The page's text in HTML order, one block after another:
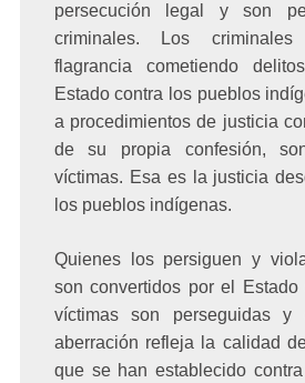
persecución legal y son
criminales. Los
flagrancia cometiendo
Estado contra los pueblos
a procedimientos de justicia
de su propia confesión,
víctimas. Esa es la justicia
los pueblos indígenas.
Quienes los persiguen y
son convertidos por el
víctimas son perseguidas y
aberración refleja la calidad
que se han establecido